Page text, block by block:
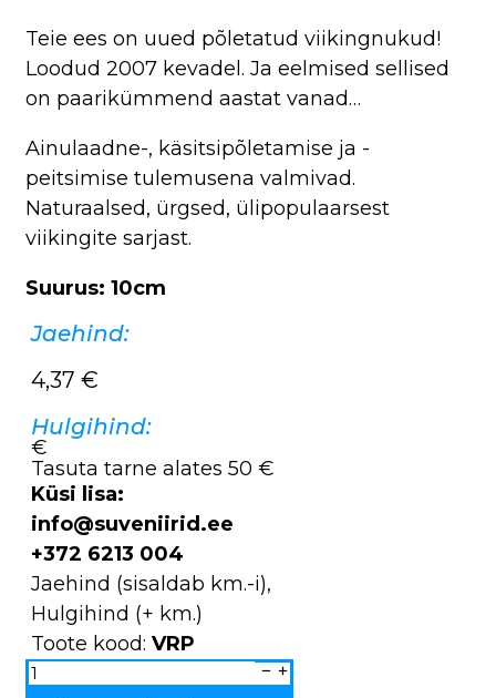
Teie ees on uued põletatud viikingnukud!
Loodud 2007 kevadel. Ja eelmised sellised
on paarikümmend aastat vanad…
Ainulaadne-, käsitsipõletamise ja -
peitsimise tulemusena valmivad.
Naturaalsed, ürgsed, ülipopulaarsest
viikingite sarjast.
Suurus: 10cm
Jaehind:
4,37 €
Hulgihind:
€
Tasuta tarne alates 50 €
Küsi lisa:
info@suveniirid.ee
+372 6213 004
Jaehind (sisaldab km.-i),
Hulgihind (+ km.)
Toote kood: VRP
Viiking
põletatud
Per